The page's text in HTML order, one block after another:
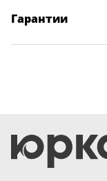
Гарантии